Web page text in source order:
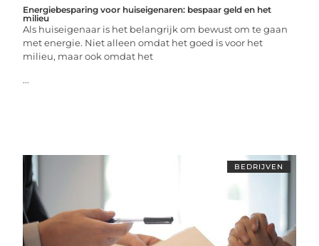
Energiebesparing voor huiseigenaren: bespaar geld en het
milieu
Als huiseigenaar is het belangrijk om bewust om te gaan
met energie. Niet alleen omdat het goed is voor het
milieu, maar ook omdat het
...
BEDRIJVEN